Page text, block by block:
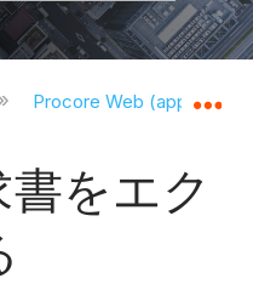
展開/折りたたむ
Procore Web
をエク